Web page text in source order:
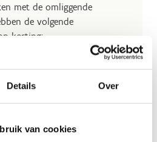
Details Over
van cookies
met de omliggende
de volgende
korting:
Zemst heb je recht op een
Vilvoorde heb je recht op